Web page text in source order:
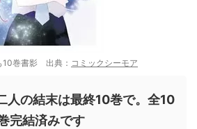
10巻書影 出典： コミックシーモア
人の結末は最終10巻で。全10
完結済みです